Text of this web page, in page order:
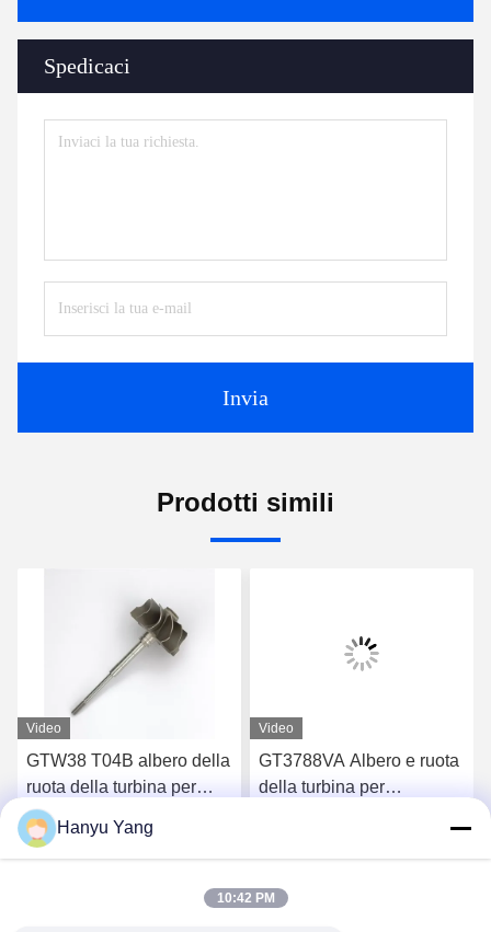
Spedicaci
Invia
Prodotti simili
Video
GTW38 T04B albero della
ruota della turbina per
turbocompressori 407276-
6 407276-19 446905-2
446905-5Chatta Adesso
Video
GT3788VA Albero e ruota
della turbina per
5002S
Chatta Adesso
Hanyu Yang
10:42 PM